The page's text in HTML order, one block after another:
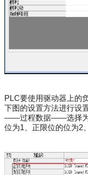
PLC要使用驱动器上的
下图的设置方法进行设
——过程数据——选择
位为1、正限位的位为2